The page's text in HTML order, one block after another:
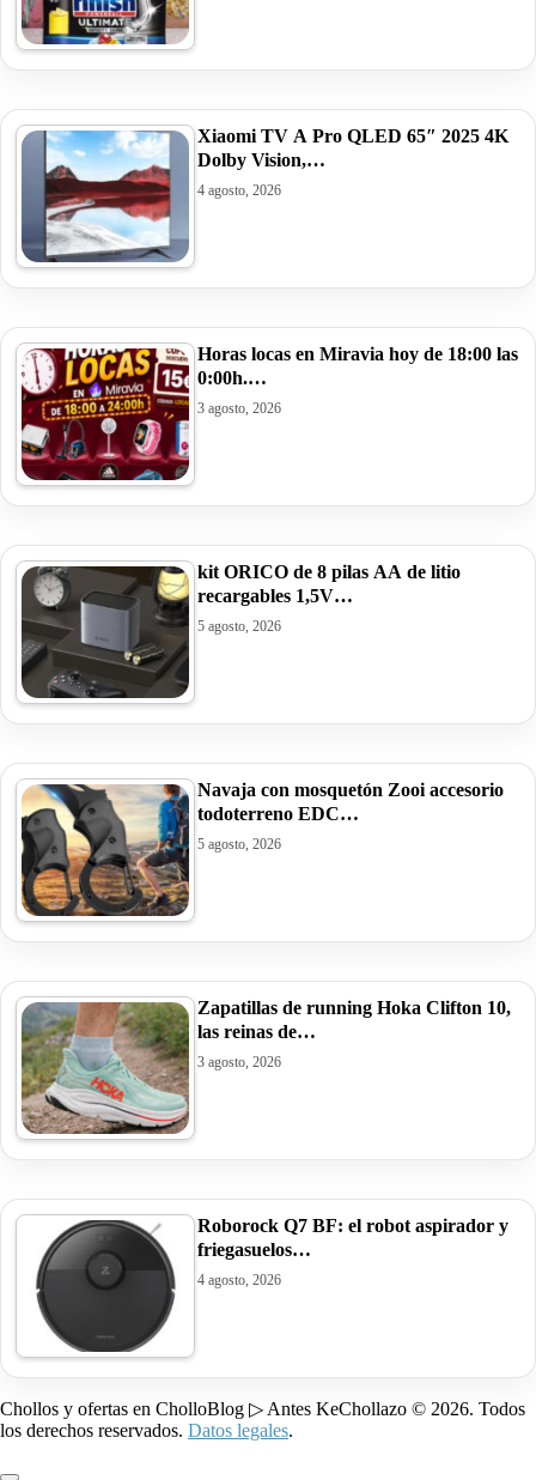
Xiaomi TV A Pro QLED 65″ 2025 4K
Dolby Vision,…
4 agosto, 2026
Horas locas en Miravia hoy de 18:00 las
0:00h.…
3 agosto, 2026
kit ORICO de 8 pilas AA de litio
recargables 1,5V…
5 agosto, 2026
Navaja con mosquetón Zooi accesorio
todoterreno EDC…
5 agosto, 2026
Zapatillas de running Hoka Clifton 10,
las reinas de…
3 agosto, 2026
Roborock Q7 BF: el robot aspirador y
friegasuelos…
4 agosto, 2026
Chollos y ofertas en CholloBlog ▷ Antes KeChollazo © 2026. Todos
los derechos reservados. Datos legales.